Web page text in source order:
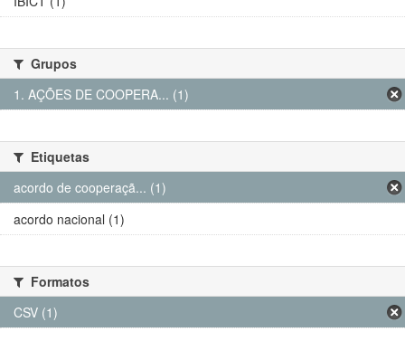
Grupos
1. AÇÕES DE COOPERA... (1)
Etiquetas
acordo de cooperaçã... (1)
acordo nacional (1)
Formatos
CSV (1)